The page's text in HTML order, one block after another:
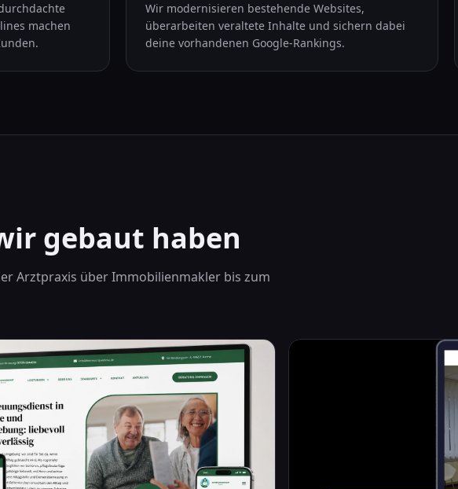
machen
Wir modernisieren bestehende Websites,
überarbeiten veraltete Inhalte und sichern dabei
deine vorhandenen Google-Rankings.
gebaut haben
Arztpraxis über Immobilienmakler bis zum